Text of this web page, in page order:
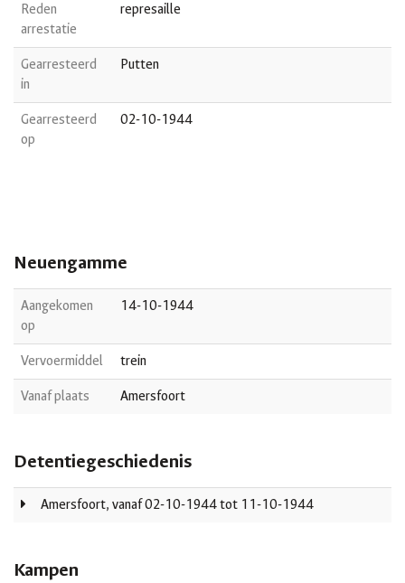
Reden
arrestatie
represaille
Gearresteerd
in
Putten
Gearresteerd
op
02-10-1944
Neuengamme
Aangekomen
op
14-10-1944
Vervoermiddel trein
Vanaf plaats Amersfoort
Detentiegeschiedenis
Amersfoort, vanaf 02-10-1944 tot 11-10-1944
Kampen